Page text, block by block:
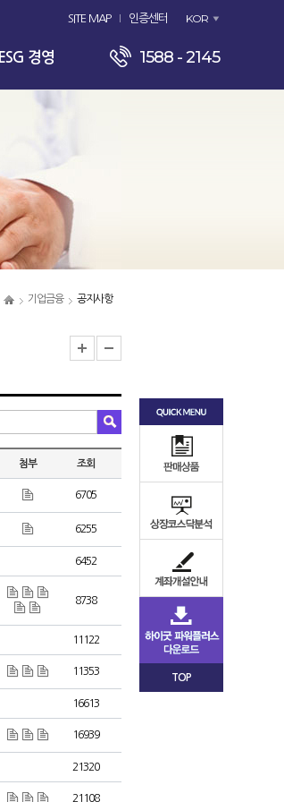
SITE MAP 인증센터 KOR
ESG 경영 1588 - 2145
기업금융 공지사항
첨부 조회
6705
6255
6452
8738
11122
11353
16613
16939
21320
21108
TOP